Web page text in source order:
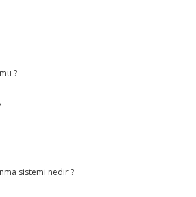
?
sistemi nedir ?